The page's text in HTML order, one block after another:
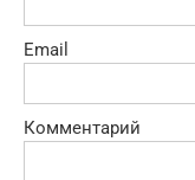
Email
Комментарий